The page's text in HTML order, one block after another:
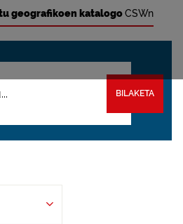
geografikoen katalogoCSWn
BILAKETA